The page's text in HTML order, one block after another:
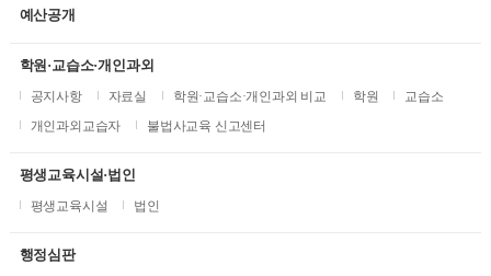
예산공개
학원·교습소·개인과외
공지사항 자료실 학원·교습소·개인과외 비교 학원
교습소
개인과외교습자
불법사교육 신고센터
평생교육시설·법인
평생교육시설 법인
행정심판